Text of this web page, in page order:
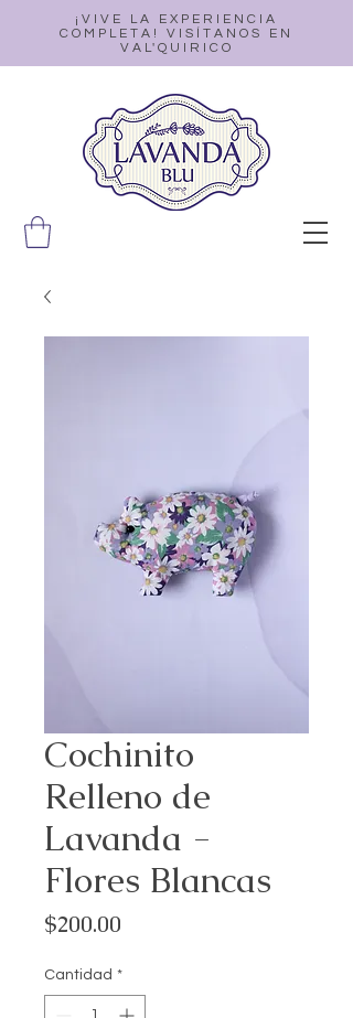
¡VIVE LA EXPERIENCIA
COMPLETA! VISÍTANOS EN
VAL'QUIRICO
Cochinito
Relleno de
Lavanda -
Flores Blancas
$200.00
Cantidad *